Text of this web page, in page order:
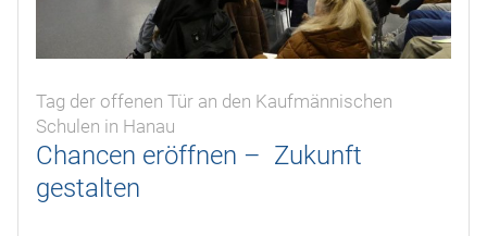
Tag der offenen Tür an den Kaufmännischen
Schulen in Hanau
Chancen eröffnen – Zukunft
gestalten